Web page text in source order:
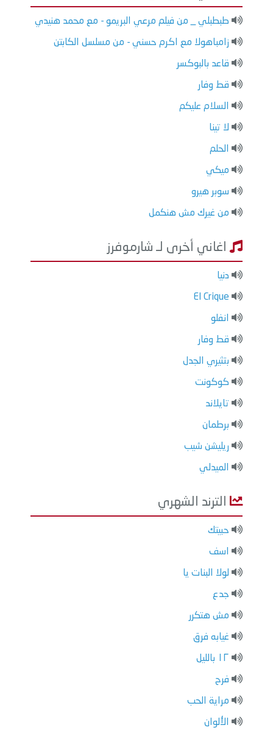
طبطبلي _ من فيلم مرعي البريمو - مع محمد هنيدي
زامباهولا مع اكرم حسني - من مسلسل الكابتن
قاعد بالبوكسر
قط وفار
السلام عليكم
لا تينا
الحلم
ميكي
سوبر هيرو
من غيرك مش هنكمل
اغاني أخرى لـ شارموفرز
دنيا
El Crique
انفلو
قط وفار
بتثيري الجدل
كوكونت
تايلاند
برطمان
ريليشن شيب
الميدلي
الترند الشهري
حبيتك
اسف
لولا البنات يا
جدع
مش هتكرر
غيابه فرق
١٢ بالليل
فرح
مراية الحب
الألوان